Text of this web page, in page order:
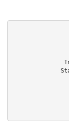
Accesorii Telefon
Instrumente de
LaBubu